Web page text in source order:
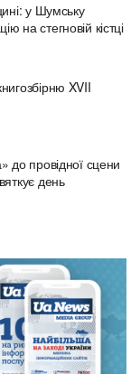
у Шумську
на стегновій кістці
XVII
до провідної сцени
день